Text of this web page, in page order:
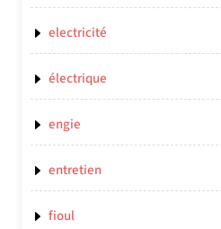
electricité
électrique
engie
entretien
fioul